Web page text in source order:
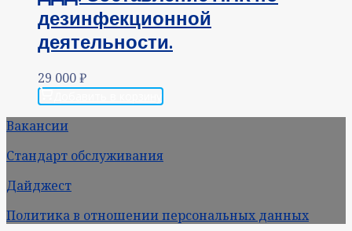
дезинфекционной
деятельности.
29 000₽
Вакансии
Стандарт обслуживания
Дайджест
Политика в отношении персональных данных